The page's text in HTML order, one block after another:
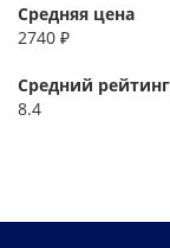
Средняя цена
2740 ₽
Средний рейтинг
8.4